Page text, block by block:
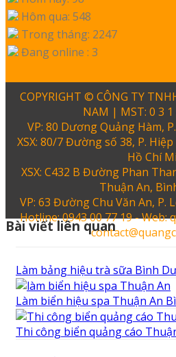
Hôm qua: 548
Trong tháng: 2247
Đang online : 3
COPYRIGHT © CÔNG TY
NAM | MST: 0 3 1
VP: 80 Dương Quảng Hàm,
XSX: 80/7 Đường số 38, P.
Hồ Chí
XSX: C432 B Đường Phan
Thuận An,
VP: 63 Đường Chu Văn An, P.
Hotline: 0943 00 77 19 - Web:
Bài viết liên quan
Làm bảng hiệu trà sữa Bình
Làm biển hiệu spa Thuận An
Thi công biển quảng cáo